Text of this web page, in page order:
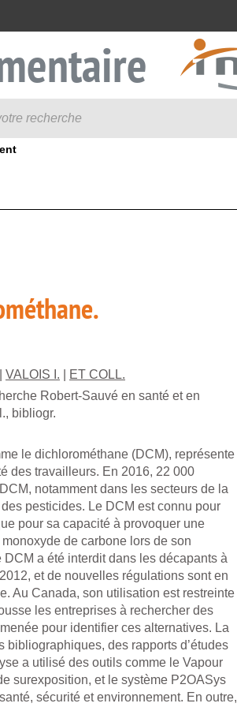
VALOIS I.
ET COLL.
Robert-Sauvé en santé et en
bibliogr.
le dichlorométhane (DCM), représente
des travailleurs. En 2016, 22 000
notamment dans les secteurs de la
pesticides. Le DCM est connu pour
pour sa capacité à provoquer une
de carbone lors de son
a été interdit dans les décapants à
et de nouvelles régulations sont en
Au Canada, son utilisation est restreinte
les entreprises à rechercher des
pour identifier ces alternatives. La
des rapports d’études
a utilisé des outils comme le Vapour
surexposition, et le système P2OASys
sécurité et environnement. En outre,